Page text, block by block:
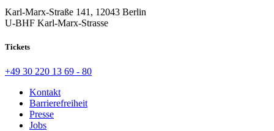
Karl-Marx-Straße 141, 12043 Berlin
U-BHF Karl-Marx-Strasse
Tickets
+49 30 220 13 69 - 80
Kontakt
Barrierefreiheit
Presse
Jobs